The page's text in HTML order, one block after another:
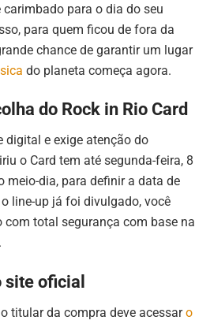
para o dia do seu
para quem ficou de fora da
chance de garantir um lugar
do planeta começa agora.
do Rock in Rio Card
digital e exige atenção do
o Card tem até segunda-feira, 8
meio-dia, para definir a data de
line-up já foi divulgado, você
com total segurança com base na
site oficial
titular da compra deve acessaro